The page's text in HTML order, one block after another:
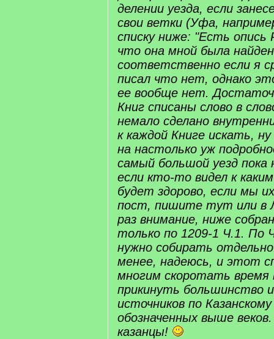
делении уезда, если
свои ветки (Уфа,
списку ниже: "Есть опись
что она мной была
соответственно если я
писал что нет, однако
ее вообще нет.
Книг списаны слово в
немало сделано
к каждой Книге искать,
на настолько уж
самый большой уезд
если кто-то видел к
будет здорово, если мы
пост, пишите тут или в
раз внимание, ниже
только по 1209-1 Ч.1. По
нужно собирать
менее, надеюсь, и этот
многим скоротать время
прикинуть большинство
источников по Казанскому
обозначенных выше
казанцы!